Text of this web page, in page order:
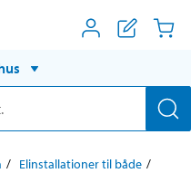
Elinstallationer til både